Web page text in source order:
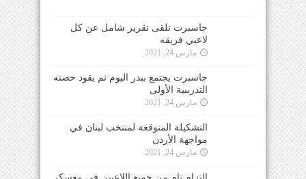
جاسبرت تلقى تقرير شامل عن كل
لاعبي فريقه
مارس 24, 2021
جاسبرت يجتمع ببدر اليوم ثم يقود حصته
التدريبية الأولى
مارس 24, 2021
التشكيلة المتوقعة لمنتخب لبنان في
مواجهة الأردن
مارس 24, 2021